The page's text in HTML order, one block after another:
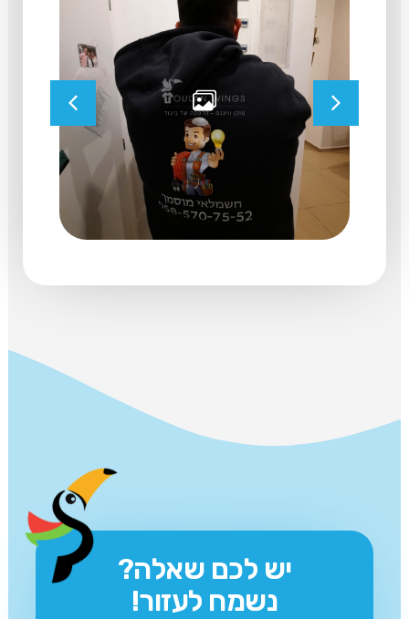
יש לכם שאלה?
נשמח לעזור!